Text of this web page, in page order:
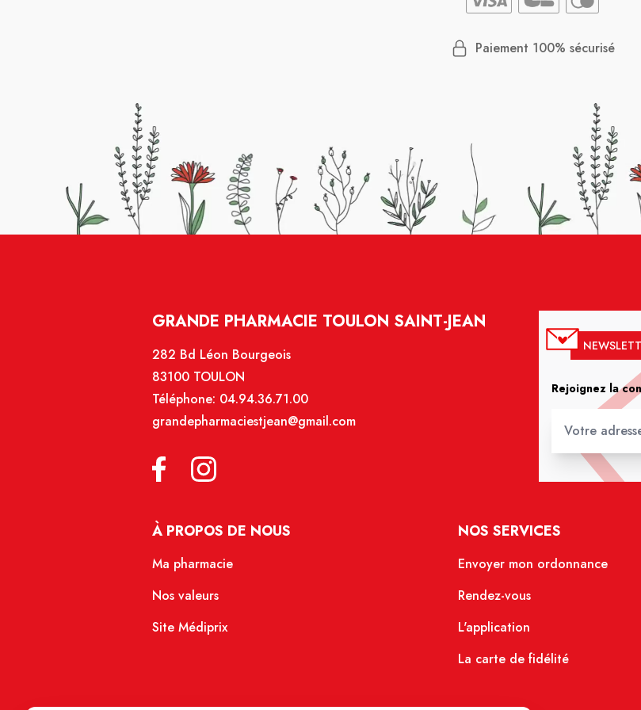
Paiement 100% sécurisé
GRANDE PHARMACIE TOULON SAINT-JEAN
282 Bd Léon Bourgeois
83100 TOULON
Téléphone: 04.94.36.71.00
grandepharmaciestjean@gmail.com
Rejoignez la
À PROPOS DE NOUS
Ma pharmacie
Nos valeurs
Site Médiprix
NOS SERVICES
Envoyer mon ordonnance
Rendez-vous
L'application
La carte de fidélité